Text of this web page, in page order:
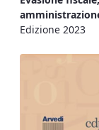
Edizione 2023